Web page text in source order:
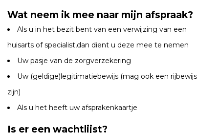
Wat neem ik mee naar mijn afspraak?
Als u in het bezit bent van een verwijzing van een
huisarts of specialist,dan dient u deze mee te nemen
Uw pasje van de zorgverzekering
Uw (geldige)legitimatiebewijs (mag ook een rijbewijs
zijn)
Als u het heeft uw afsprakenkaartje
Is er een wachtlijst?